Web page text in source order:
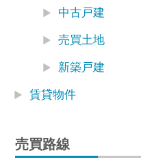
中古戸建
売買土地
新築戸建
賃貸物件
売買路線